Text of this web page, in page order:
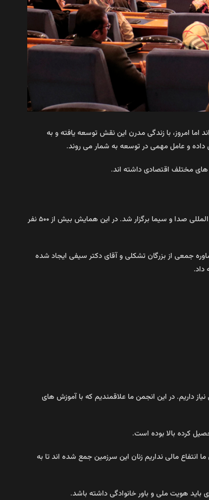
اما امروز، با زندگی مدرن این نقش توسعه یافته و به
داده و عامل مهمی در توسعه به شمار می روند.
مختلف اقتصادی داشته اند.
یکشنبه ۱۷ دی ماه ۱۴۰۲ در محل مرکز همایش های بین المللی صدا و سیما برگزار شد. در این همایش بیش از ۵۰۰ نفر
همایش مرجان هوشیار رییس انجمن صنفی کارفرمایی زنان فعال اقتصادی ساختمانی بود؛ وی گفت: این انجمن از سال ۹۷ با مشاوره جمعی از بزرگان تشکلی و آقای دکتر سیفی ایجاد شده
داریم. در این انجمن ما علاقمندیم که با آموزش های
کرده بالا بوده است.
مالی نداریم زنان این سرزمین جمع شده اند تا به
باید هویت ملی و باور خانوادگی داشته باشد.